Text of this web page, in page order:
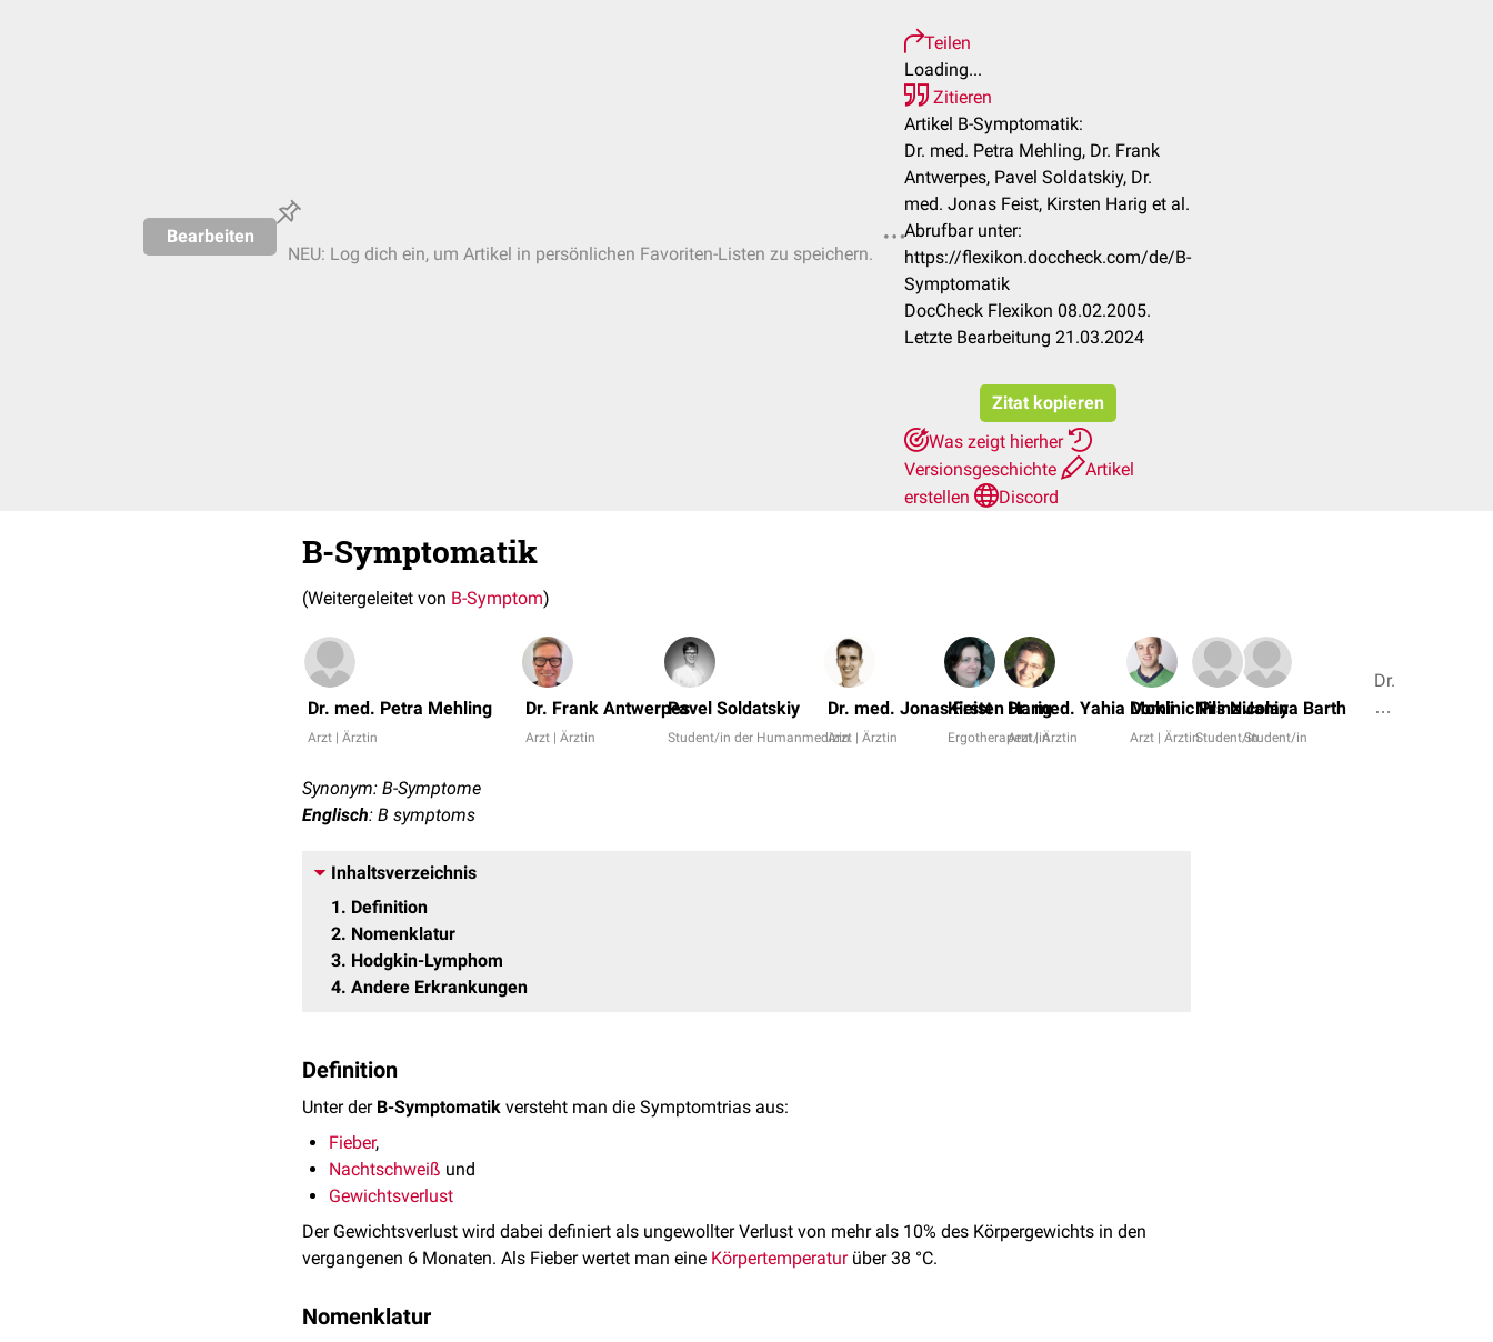
Bearbeiten
NEU: Log dich ein, um Artikel in persönlichen Favoriten-Listen zu speichern.
Teilen
Loading...
Zitieren
Artikel B-Symptomatik:
Dr. med. Petra Mehling, Dr. Frank
Antwerpes, Pavel Soldatskiy, Dr.
med. Jonas Feist, Kirsten Harig et al.
Abrufbar unter:
https://flexikon.doccheck.com/de/B-
Symptomatik
DocCheck Flexikon 08.02.2005.
Letzte Bearbeitung 21.03.2024
Zitat kopieren
Was zeigt hierher
Versionsgeschichte
Artikel
erstellen
Discord
B-Symptomatik
(Weitergeleitet von B-Symptom)
Dr. med. Petra Mehling
Arzt | Ärztin
Dr. Frank Antwerpes
Arzt | Ärztin
Pavel Soldatskiy
Student/in der Humanmedizin
Dr. med. Jonas Feist
Arzt | Ärztin
Kirsten Harig
Ergotherapeut/in
Dr. med. Yahia Mokli
Arzt | Ärztin
Dominic Prinz
Arzt | Ärztin
Nils Nicolay
Student/in
Janina Barth
Student/in
Dr.
med.
Synonym: B-Symptome
Englisch: B symptoms
Inhaltsverzeichnis
1
Definition
2 Nomenklatur
3 Hodgkin-Lymphom
4 Andere Erkrankungen
Definition
Unter der B-Symptomatik versteht man die Symptomtrias aus:
Fieber,
Nachtschweiß und
Gewichtsverlust
Der Gewichtsverlust wird dabei definiert als ungewollter Verlust von mehr als 10% des Körpergewichts in den
vergangenen 6 Monaten. Als Fieber wertet man eine Körpertemperaturüber 38 °C.
Nomenklatur